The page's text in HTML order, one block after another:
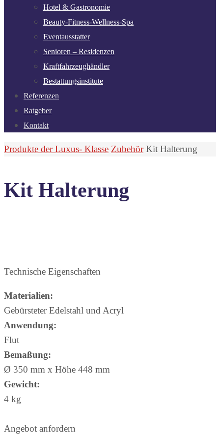
Hotel & Gastronomie
Beauty-Fitness-Wellness-Spa
Eventausstatter
Senioren – Residenzen
Kraftfahrzeughändler
Bestattungsinstitute
Referenzen
Ratgeber
Kontakt
Start
Produkte der Luxus- Klasse Zubehör Kit Halterung
Kit Halterung
Technische Eigenschaften
Materialien:
Gebürsteter Edelstahl und Acryl
Anwendung:
Flut
Bemaßung:
Ø 350 mm x Höhe 448 mm
Gewicht:
4 kg
Angebot anfordern